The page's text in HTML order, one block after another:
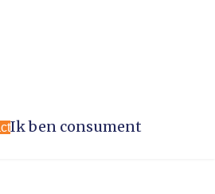
Ik ben consument